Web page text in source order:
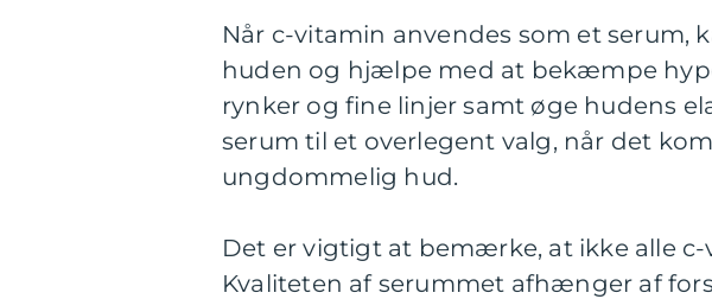
Når c-vitamin anvendes som et
huden og hjælpe med at bekæmpe
rynker og fine linjer samt øge hudens
serum til et overlegent valg, når det
ungdommelig hud.
Det er vigtigt at bemærke, at ikke alle
Kvaliteten af serummet afhænger af